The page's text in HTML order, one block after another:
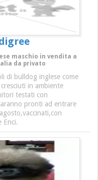
maschio in vendita a
da privato
di bulldog inglese come
in ambiente
testati con
pronti ad entrare
Enci.